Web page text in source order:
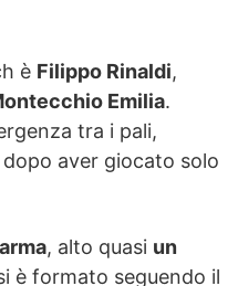
è Filippo Rinaldi,
Emilia.
tra i pali,
dopo aver giocato solo
, alto quasi un
è formato seguendo il